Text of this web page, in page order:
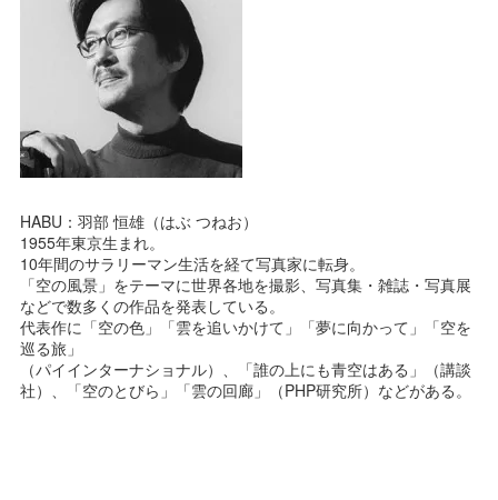
HABU：羽部 恒雄（はぶ つねお）
1955年東京生まれ。
10年間のサラリーマン生活を経て写真家に転身。
「空の風景」をテーマに世界各地を撮影、写真集・雑誌・写真展
などで数多くの作品を発表している。
代表作に「空の色」「雲を追いかけて」「夢に向かって」「空を
巡る旅」
（パイインターナショナル）、「誰の上にも青空はある」（講談
社）、「空のとびら」「雲の回廊」（PHP研究所）などがある。